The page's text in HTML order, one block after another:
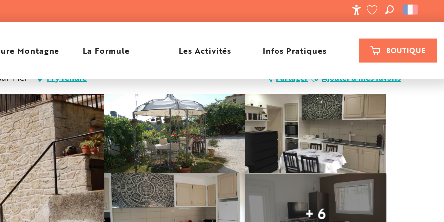
BOUTIQUE
VOIR LES FAVORIS
RECHERCHE
Montagne La Formule Les Activités Infos Pratiques
Mer M'y rendre Partager Ajouter à mes favoris
+ 6